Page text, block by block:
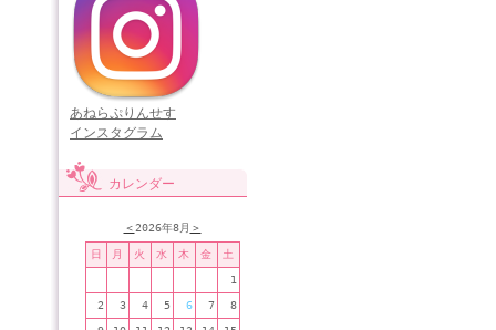
あねらぷりんせす
インスタグラム
カレンダー
＜2026年8月 ＞
日 月 火 水 木 金 土
1
2 3 4 5 6 7 8